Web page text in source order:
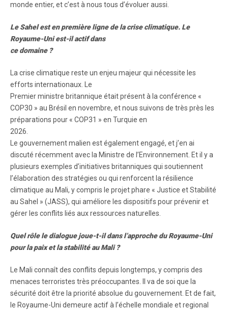
monde entier, et c’est à nous tous d’évoluer aussi.
Le Sahel est en première ligne de la crise climatique. Le
Royaume-Uni est-il actif dans
ce domaine ?
La crise climatique reste un enjeu majeur qui nécessite les
efforts internationaux. Le
Premier ministre britannique était présent à la conférence «
COP30 » au Brésil en novembre, et nous suivons de très près les
préparations pour « COP31 » en Turquie en
2026.
Le gouvernement malien est également engagé, et j’en ai
discuté récemment avec la Ministre de l’Environnement. Et il y a
plusieurs exemples d’initiatives britanniques qui soutiennent
l’élaboration des stratégies ou qui renforcent la résilience
climatique au Mali, y compris le projet phare « Justice et Stabilité
au Sahel » (JASS), qui améliore les dispositifs pour prévenir et
gérer les conflits liés aux ressources naturelles.
Quel rôle le dialogue joue-t-il dans l’approche du Royaume-Uni
pour la paix et la stabilité au Mali ?
Le Mali connaît des conflits depuis longtemps, y compris des
menaces terroristes très préoccupantes. Il va de soi que la
sécurité doit être la priorité absolue du gouvernement. Et de fait,
le Royaume-Uni demeure actif à l’échelle mondiale et regional